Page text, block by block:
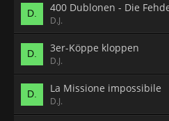
400 Dublonen - Die
D.J.
3er-Köppe kloppen
D.J.
La Missione impossibile
D.J.